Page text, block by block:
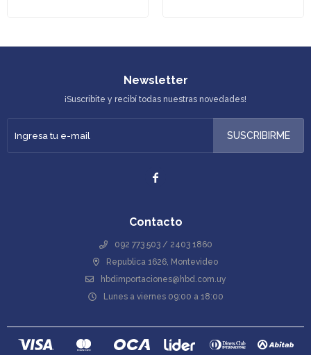
Contacto
092 773 503 / 2403 1860
Republica 1626, Montevideo
hbdimportaciones@hbd.com.uy
Lunes a viernes 09:00 a 18:00
Newsletter
¡Suscribite y recibí todas nuestras novedades!
SUSCRIBIRME
